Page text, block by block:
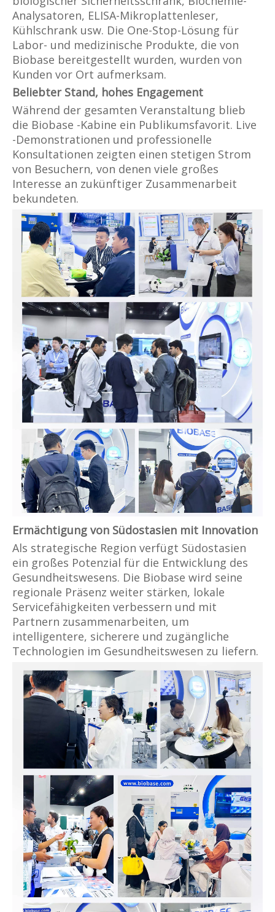
Analysatoren, ELISA-Mikroplattenleser,
Kühlschrank usw. Die One-Stop-Lösung für
Labor- und medizinische Produkte, die von
Biobase bereitgestellt wurden, wurden von
Kunden vor Ort aufmerksam.
Beliebter Stand, hohes Engagement
Während der gesamten Veranstaltung blieb
die Biobase -Kabine ein Publikumsfavorit. Live
-Demonstrationen und professionelle
Konsultationen zeigten einen stetigen Strom
von Besuchern, von denen viele großes
Interesse an zukünftiger Zusammenarbeit
bekundeten.
Ermächtigung von Südostasien mit Innovation
Als strategische Region verfügt Südostasien
ein großes Potenzial für die Entwicklung des
Gesundheitswesens. Die Biobase wird seine
regionale Präsenz weiter stärken, lokale
Servicefähigkeiten verbessern und mit
Partnern zusammenarbeiten, um
intelligentere, sicherere und zugängliche
Technologien im Gesundheitswesen zu liefern.